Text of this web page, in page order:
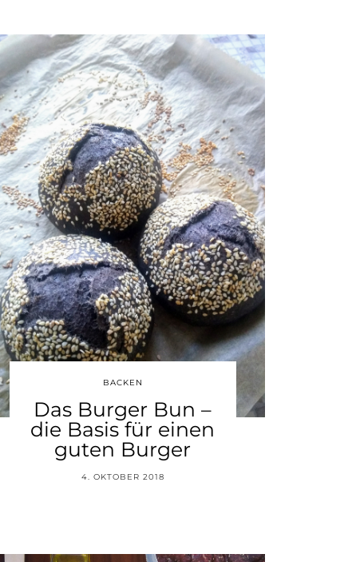
BACKEN
Das Burger Bun –
die Basis für einen
guten Burger
4. OKTOBER 2018